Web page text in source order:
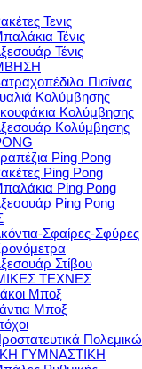
Τενις
Τένις
Τένις
Πισίνας
Κολύμβησης
Κολύμβησης
Κολύμβησης
Ping Pong
Ping Pong
Ping Pong
Ping Pong
Σφαίρες-Σφύρες
Στίβου
ΤΕΧΝΕΣ
Μποξ
Μποξ
ΓΥΜΝΑΣΤΙΚΗ